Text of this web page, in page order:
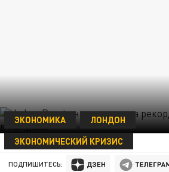
ЭКОНОМИКА
ЛОНДОН
ЭКОНОМИЧЕСКИЙ КРИЗИС
15 МАЯ 10:56
ПОДПИШИТЕСЬ: